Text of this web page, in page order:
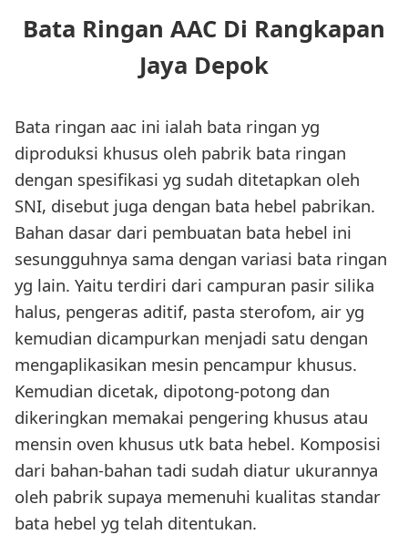
Bata Ringan AAC Di Rangkapan
Jaya Depok
Bata ringan aac ini ialah bata ringan yg
diproduksi khusus oleh pabrik bata ringan
dengan spesifikasi yg sudah ditetapkan oleh
SNI, disebut juga dengan bata hebel pabrikan.
Bahan dasar dari pembuatan bata hebel ini
sesungguhnya sama dengan variasi bata ringan
yg lain. Yaitu terdiri dari campuran pasir silika
halus, pengeras aditif, pasta sterofom, air yg
kemudian dicampurkan menjadi satu dengan
mengaplikasikan mesin pencampur khusus.
Kemudian dicetak, dipotong-potong dan
dikeringkan memakai pengering khusus atau
mensin oven khusus utk bata hebel. Komposisi
dari bahan-bahan tadi sudah diatur ukurannya
oleh pabrik supaya memenuhi kualitas standar
bata hebel yg telah ditentukan.